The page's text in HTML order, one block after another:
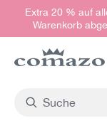
springen
Extra 20 % auf
Warenkorb